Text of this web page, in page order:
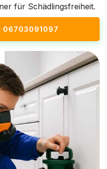
für Schädlingsfreiheit.